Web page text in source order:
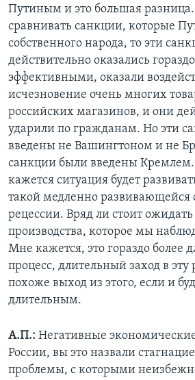
Путиным и это большая
сравнивать санкции, которые
собственного народа, то эти
действительно оказались
эффективными, оказали
исчезновение очень многих
российских магазинов, и они
ударили по гражданам. Но эти
введены не Вашингтоном и не
санкции были введены
кажется ситуация будет
такой медленно развивающейся
рецессии. Вряд ли стоит
производства, которое мы
Мне кажется, это гораздо более
процесс, длительный заход в
похоже выход из этого, если и
длительным.
А.П.: Негативные
России, вы это назвали
проблемы, с которыми